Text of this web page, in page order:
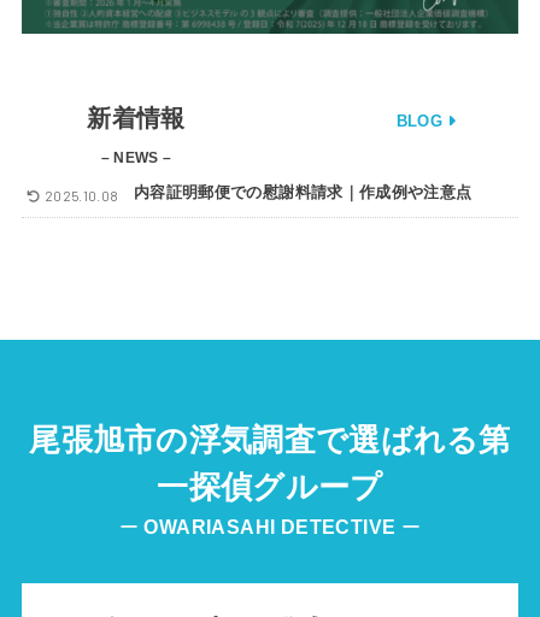
新着情報
– NEWS –
BLOG
内容証明郵便での慰謝料請求｜作成例や注意点
2025.10.08
尾張旭市の浮気調査で選ばれる第
一探偵グループ
ーOWARIASAHI DETECTIVE ー